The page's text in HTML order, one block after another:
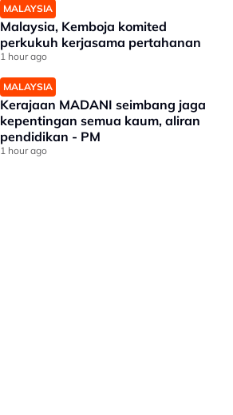
MALAYSIA
Malaysia, Kemboja komited
perkukuh kerjasama pertahanan
1 hour ago
MALAYSIA
Kerajaan MADANI seimbang jaga
kepentingan semua kaum, aliran
pendidikan - PM
1 hour ago